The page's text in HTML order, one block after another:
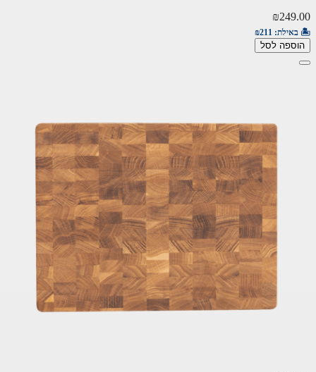
₪249.00
🏝️ באילת: ₪211
הוספה לסל